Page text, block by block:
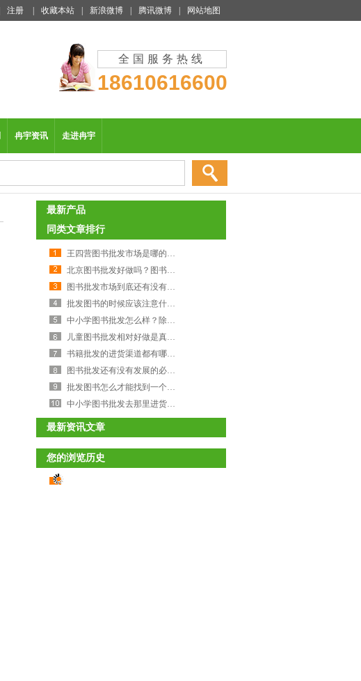
注册 收藏本站 新浪微博 腾讯微博 网站地图
全国服务热线
18610616600
冉宇资讯 走进冉宇
最新产品
同类文章排行
王四营图书批发市场是哪的批发市场？ 图书行业发展趋势
北京图书批发好做吗？图书批发的营销模式需要改变吗？
图书批发市场到底还有没有未来？浅谈图书批发行业
批发图书的时候应该注意什么？如何区分盗版书籍？
中小学图书批发怎么样？除了教材还可以开发什么图书？
儿童图书批发相对好做是真的吗？儿童图书批发怎么做？
书籍批发的进货渠道都有哪些？如何做好书籍批发行业？
图书批发还有没有发展的必要性？图书批发引领未来
批发图书怎么才能找到一个售后好的批发商？
中小学图书批发去那里进货比较好，冉宇文化分享
最新资讯文章
您的浏览历史